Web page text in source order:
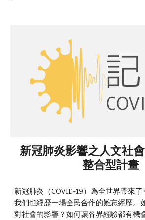
新冠肺炎影響之人文社
整合型計畫
新冠肺炎（COVID-19）為全世界帶來
我們也經歷一場全民合作的難忘經歷。
對社會的影響？如何讓各界經驗都有機